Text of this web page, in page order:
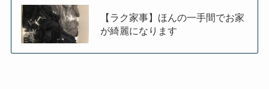
【ラク家事】ほんの一手間でお家
が綺麗になります